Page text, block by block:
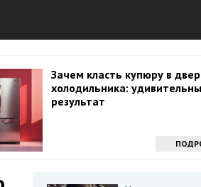
Зачем класть купюру в
холодильника:
результат